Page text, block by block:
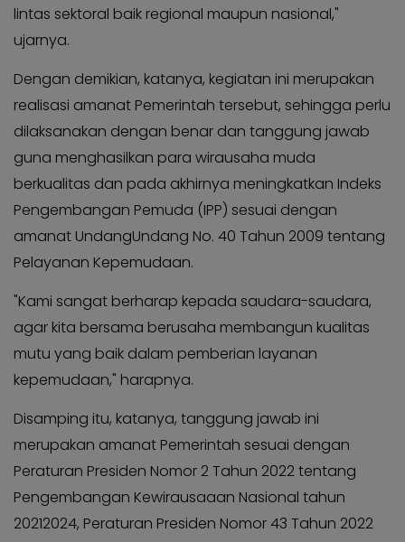
lintas sektoral baik regional maupun nasional,"
ujarnya.
Dengan demikian, katanya, kegiatan ini merupakan
realisasi amanat Pemerintah tersebut, sehingga perlu
dilaksanakan dengan benar dan tanggung jawab
guna menghasilkan para wirausaha muda
berkualitas dan pada akhirnya meningkatkan Indeks
Pengembangan Pemuda (IPP) sesuai dengan
amanat UndangUndang No. 40 Tahun 2009 tentang
Pelayanan Kepemudaan.
"Kami sangat berharap kepada saudara-saudara,
agar kita bersama berusaha membangun kualitas
mutu yang baik dalam pemberian layanan
kepemudaan," harapnya.
Disamping itu, katanya, tanggung jawab ini
merupakan amanat Pemerintah sesuai dengan
Peraturan Presiden Nomor 2 Tahun 2022 tentang
Pengembangan Kewirausaaan Nasional tahun
20212024, Peraturan Presiden Nomor 43 Tahun 2022